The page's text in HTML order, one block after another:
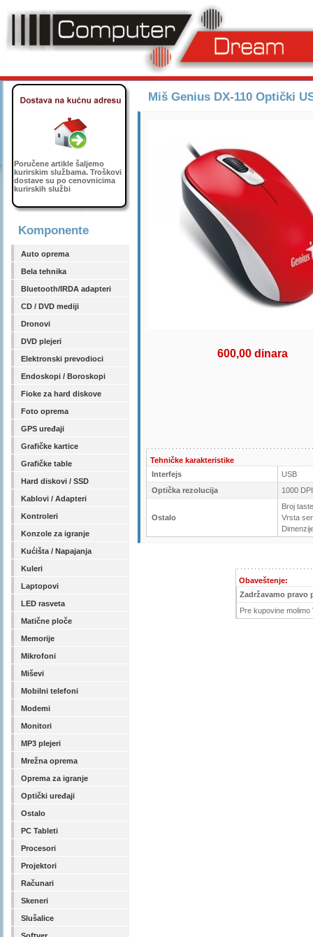
Poručene artikle šaljemo
kurirskim službama. Troškovi
dostave su po cenovnicima
kurirskih službi
Komponente
Auto oprema
Bela tehnika
Bluetooth/IRDA adapteri
CD / DVD mediji
Dronovi
DVD plejeri
Elektronski prevodioci
Endoskopi / Boroskopi
Fioke za hard diskove
Foto oprema
GPS uređaji
Grafičke kartice
Grafičke table
Hard diskovi / SSD
Kablovi / Adapteri
Kontroleri
Konzole za igranje
Kućišta / Napajanja
Kuleri
Laptopovi
LED rasveta
Matične ploče
Memorije
Mikrofoni
Miševi
Mobilni telefoni
Modemi
Monitori
MP3 plejeri
Mrežna oprema
Oprema za igranje
Optički uređaji
Ostalo
PC Tableti
Procesori
Projektori
Računari
Skeneri
Slušalice
Miš Genius DX-110 Optički
600,00 dinara
Tehničke karakteristike
Interfejs
USB
Optička rezolucija
1000 DPI
Ostalo
Broj
Vrsta
Obaveštenje:
Zadržavamo pravo
Pre kupovine